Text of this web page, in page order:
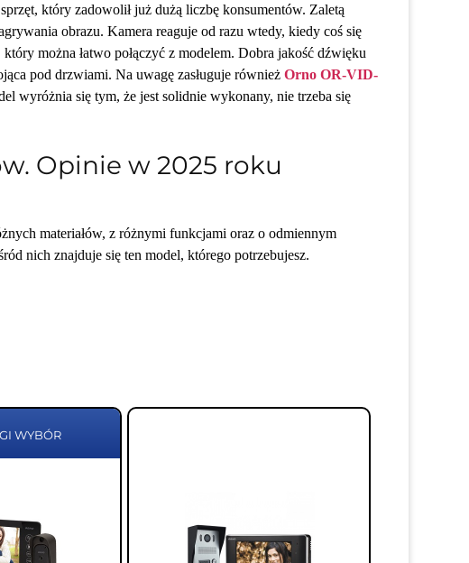
który zadowolił już dużą liczbę konsumentów. Zaletą
obrazu. Kamera reaguje od razu wtedy, kiedy coś się
można łatwo połączyć z modelem. Dobra jakość dźwięku
pod drzwiami. Na uwagę zasługuje również Orno OR-VID-
wyróżnia się tym, że jest solidnie wykonany, nie trzeba się
Opinie w 2025 roku
materiałów, z różnymi funkcjami oraz o odmiennym
nich znajduje się ten model, którego potrzebujesz.
WYBÓR